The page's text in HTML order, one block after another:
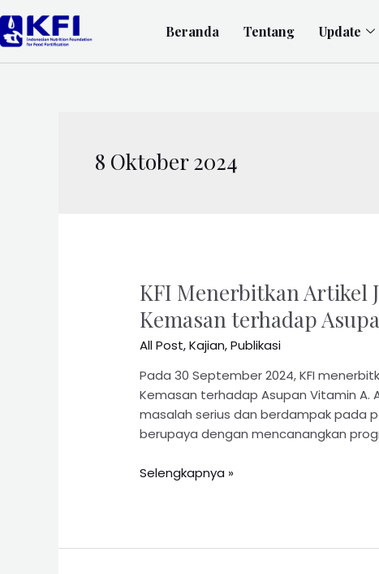
Beranda Tentang Update
8 Oktober 2024
KFI Menerbitkan Artikel
Kemasan terhadap
All Post,Kajian,Publikasi
Pada 30 September 2024, KFI
Kemasan terhadap Asupan Vitamin
masalah serius dan berdampak pada
berupaya dengan mencanangkan
Selengkapnya »